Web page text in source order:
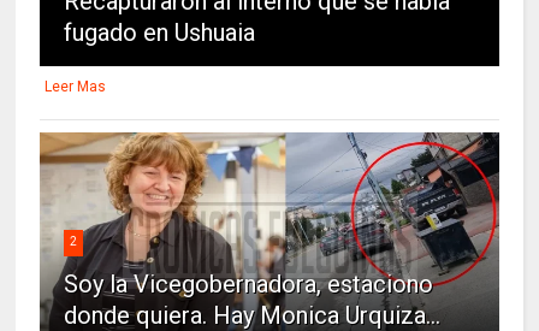
fugado en Ushuaia
Leer Mas
2
Soy la Vicegobernadora, estaciono
donde quiera. Hay Monica Urquiza...